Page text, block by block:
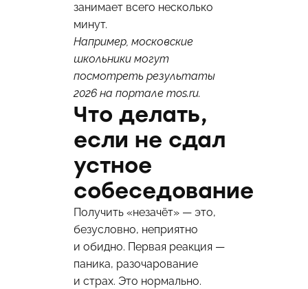
занимает всего несколько
минут.
Например, московские
школьники могут
посмотреть результаты
2026 на порталеmos.ru.
Что делать,
если не сдал
устное
собеседование
Получить «незачёт» — это,
безусловно, неприятно
и обидно. Первая реакция —
паника, разочарование
и страх. Это нормально.